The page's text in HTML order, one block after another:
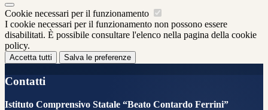
Cookie necessari per il funzionamento
I cookie necessari per il funzionamento non possono essere
disabilitati. È possibile consultare l'elenco nella pagina della cookie
policy.
Accetta tutti Salva le preferenze
Contatti
Istituto Comprensivo Statale “Beato Contardo Ferrini”